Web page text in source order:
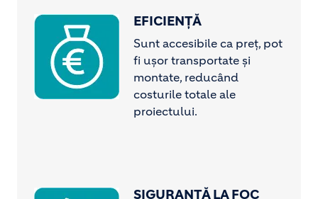
Image EFICIENȚĂ
Sunt accesibile ca preț, pot
fi ușor transportate și
montate, reducând
costurile totale ale
proiectului.
SIGURANȚĂ LA FOC